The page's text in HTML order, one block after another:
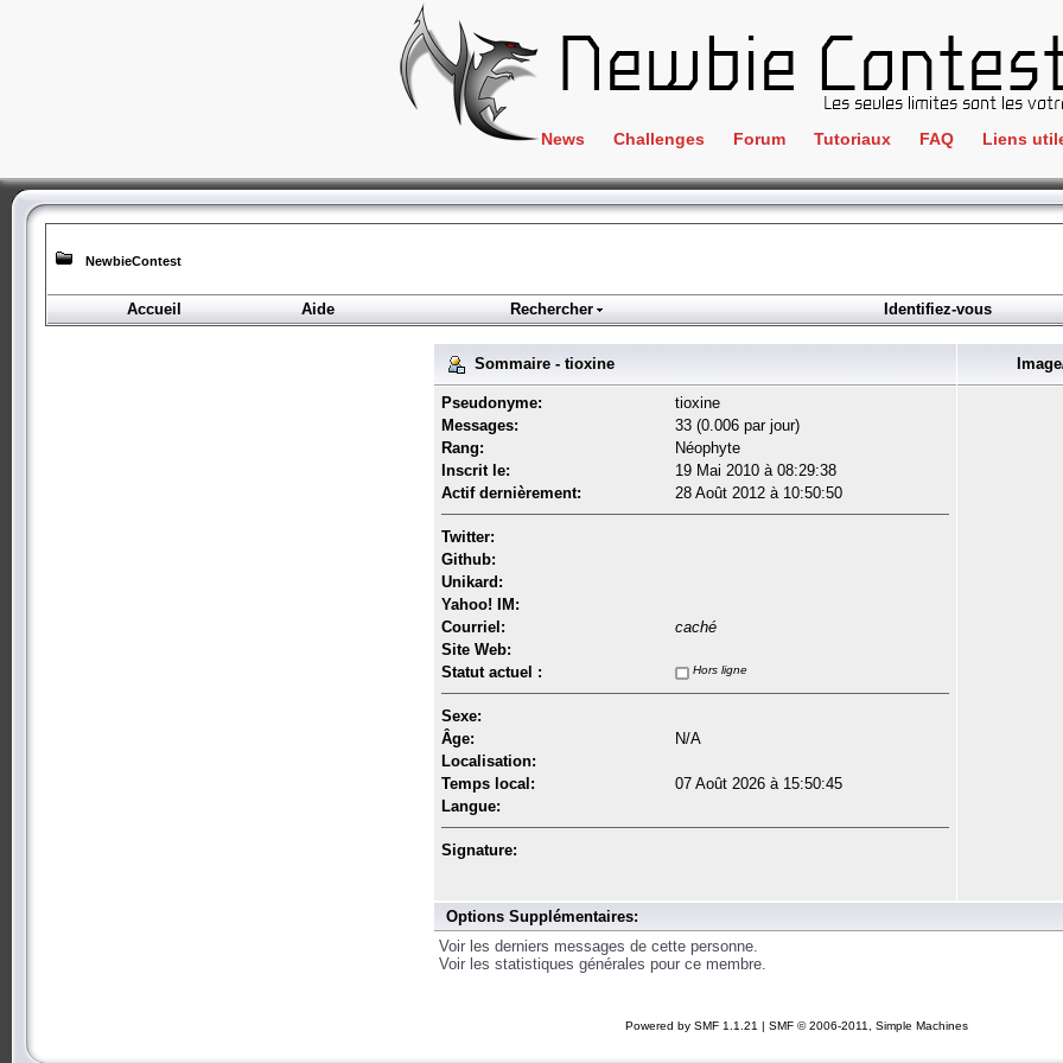
News Challenges
Crackme
ClientSide
Forensics
Programmation
Stéganographie
Wargame
Forum Tutoriaux FAQ Liens
IRC
NewbieContest
Accueil
Aide Rechercher Identifiez-vous
Sommaire - tioxine
Pseudonyme:
tioxine
Messages:
33 (0.006 par jour)
Rang:
Néophyte
Inscrit le:
19 Mai 2010 à 08:29:38
Actif dernièrement:
28 Août 2012 à 10:50:50
Twitter:
Github:
Unikard:
Yahoo! IM:
Courriel:
caché
Site Web:
Statut actuel :
Hors ligne
Sexe:
Âge:
N/A
Localisation:
Temps local:
07 Août 2026 à 15:50:45
Langue:
Signature:
Options Supplémentaires:
Voir les derniers messages de cette personne.
Voir les statistiques générales pour ce membre.
Powered by SMF 1.1.21 | SMF © 2006-2011, Simple Machines